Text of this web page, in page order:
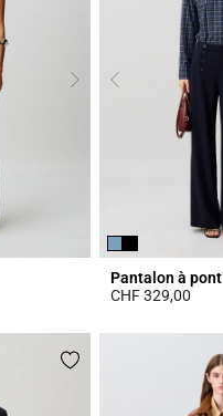
Pantalon à pont
CHF 329,00